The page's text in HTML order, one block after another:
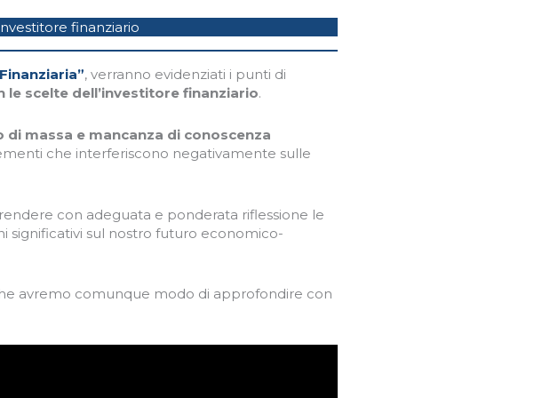
finanziario
, verranno evidenziati i punti di
scelte dell’investitore finanziario.
massa e mancanza di conoscenza
che interferiscono negativamente sulle
con adeguata e ponderata riflessione le
significativi sul nostro futuro economico-
avremo comunque modo di approfondire con